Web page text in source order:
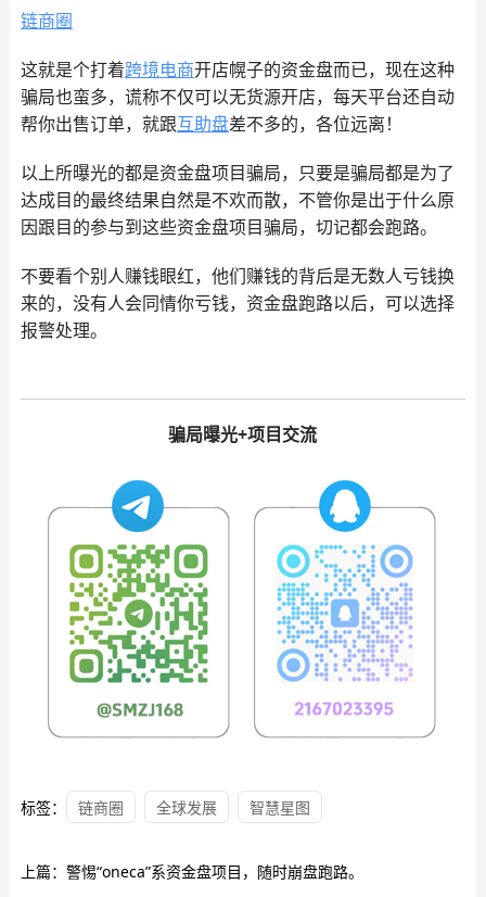
链商圈
这就是个打着跨境电商开店幌子的资金盘而已，现在这种
骗局也蛮多，谎称不仅可以无货源开店，每天平台还自动
帮你出售订单，就跟互助盘差不多的，各位远离！
以上所曝光的都是资金盘项目骗局，只要是骗局都是为了
达成目的最终结果自然是不欢而散，不管你是出于什么原
因跟目的参与到这些资金盘项目骗局，切记都会跑路。
不要看个别人赚钱眼红，他们赚钱的背后是无数人亏钱换
来的，没有人会同情你亏钱，资金盘跑路以后，可以选择
报警处理。
骗局曝光+项目交流
标签： 链商圈 全球发展 智慧星图
上篇： 警惕“oneca”系资金盘项目，随时崩盘跑路。